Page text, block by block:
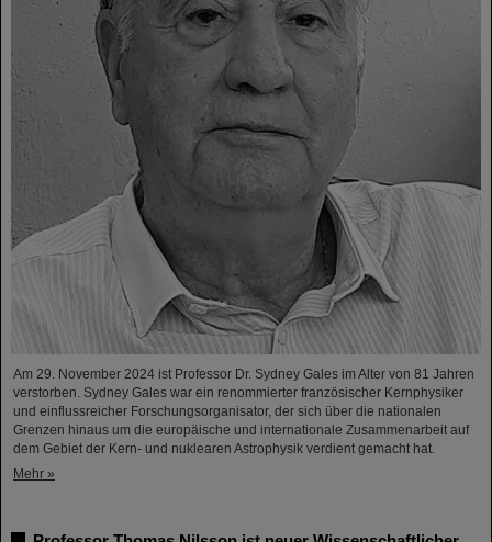
Am 29. November 2024 ist Professor Dr. Sydney Gales im Alter von 81 Jahren
verstorben. Sydney Gales war ein renommierter französischer Kernphysiker
und einflussreicher Forschungsorganisator, der sich über die nationalen
Grenzen hinaus um die europäische und internationale Zusammenarbeit auf
dem Gebiet der Kern- und nuklearen Astrophysik verdient gemacht hat.
Mehr »